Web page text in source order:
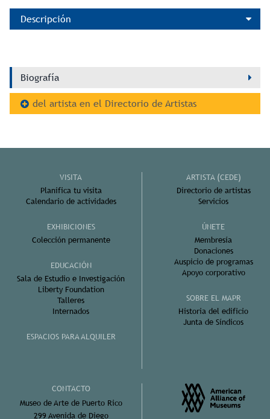
Descripción
Biografía
del artista en el Directorio de Artistas
VISITA
Planifica tu visita
Calendario de actividades
EXHIBICIONES
Colección permanente
EDUCACIÓN
Sala de Estudio e Investigación
Liberty Foundation
Talleres
Internados
ESPACIOS PARA ALQUILER
ARTISTA (CEDE)
Directorio de artistas
Servicios
ÚNETE
Membresía
Donaciones
Auspicio de programas
Apoyo corporativo
SOBRE EL MAPR
Historia del edificio
Junta de Síndicos
CONTACTO
Museo de Arte de Puerto Rico
299 Avenida de Diego